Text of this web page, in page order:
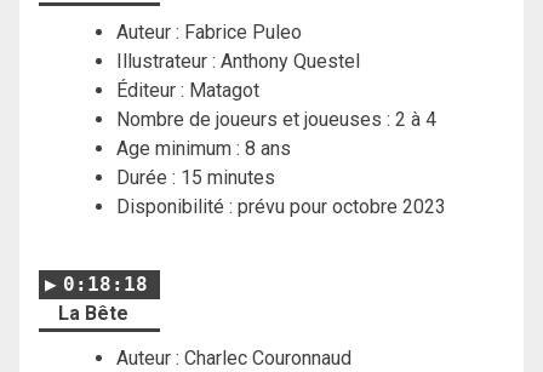
Auteur : Fabrice Puleo
Illustrateur : Anthony Questel
Éditeur : Matagot
Nombre de joueurs et joueuses : 2 à 4
Age minimum : 8 ans
Durée : 15 minutes
Disponibilité : prévu pour octobre 2023
0:18:18
La Bête
Auteur : Charlec Couronnaud